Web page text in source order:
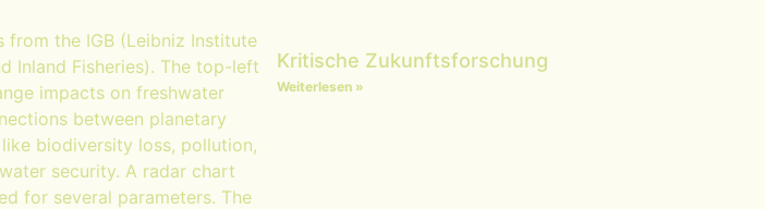
Kritische Zukunftsforschung
Weiterlesen »